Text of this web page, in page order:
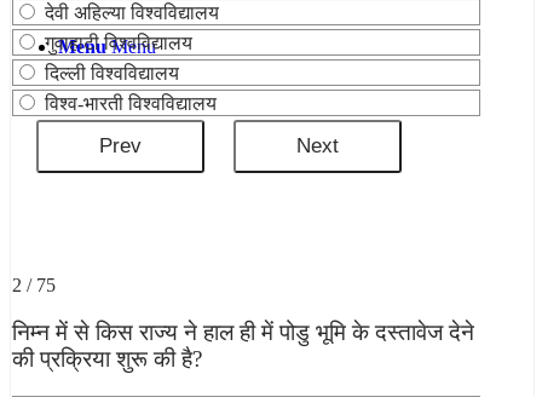
Menu Menu
देवी अहिल्या विश्वविद्यालय
गुवाहाटी विश्वविद्यालय
दिल्‍ली विश्‍वविद्यालय
विश्व-भारती विश्वविद्यालय
2 / 75
निम्न में से किस राज्य ने हाल ही में पोडु भूमि के दस्‍तावेज देने
की प्रक्रिया शुरू की है?